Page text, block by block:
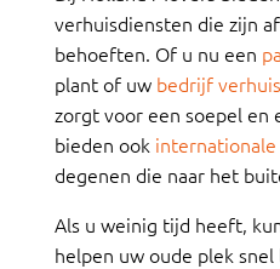
verhuisdiensten die zijn
behoeften. Of u nu een
plant of uw bedrijf
zorgt voor een soepel en
bieden ook
degenen die naar het
Als u weinig tijd heeft,
helpen uw oude plek